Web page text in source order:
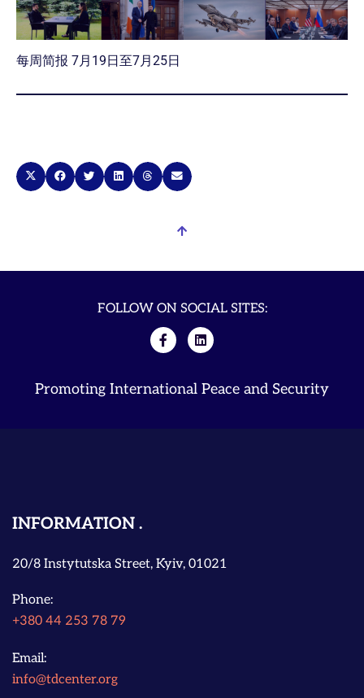
每周简报 7月19日至7月25日
FOLLOW ON SOCIAL SITES:
Promoting International Peace and Security
INFORMATION
20/8 Instytutska Street, Kyiv, 01021
Phone:
+380 44 253 78 79
Email:
info@tdcenter.org